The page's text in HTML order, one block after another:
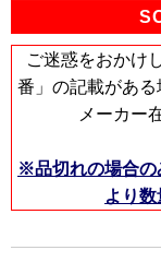
ご迷惑をおかけ
番」の記載があ
メーカー
※品切れの場合の
より数